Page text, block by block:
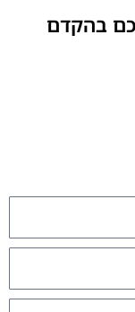
בהקדם